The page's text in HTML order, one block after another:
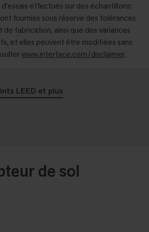
effectués sur des échantillons;
fournies sous réserve des tolérances
de fabrication, ainsi que des variances
et elles peuvent être modifiées sans
www.interface.com/disclaimer.
LEED et plus
de sol